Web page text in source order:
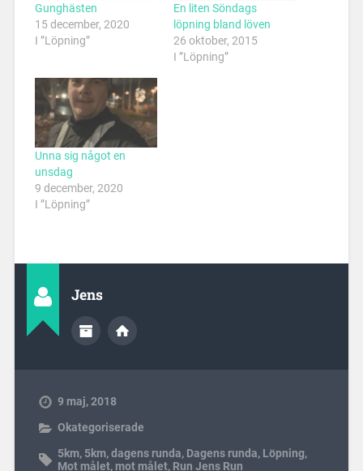
Gunghästen
15 december, 2020
I ”Löpning”
En liten Söndags
löpning bland löven
26 oktober, 2015
I ”Löpning”
Unna sig något en
unsdag
9 december, 2020
I ”Löpning”
Jens
9 maj, 2018
Okategoriserade
5km, 5km,dagens runda, Dagens runda, Löpning,
Mot målet, mot målet, Run Jens Run